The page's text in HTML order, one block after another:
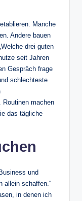
Manche
Andere bauen
drei guten
seit Jahren
Gespräch frage
schlechteste
Routinen machen
das tägliche
und
allein schaffen.“
in denen ich